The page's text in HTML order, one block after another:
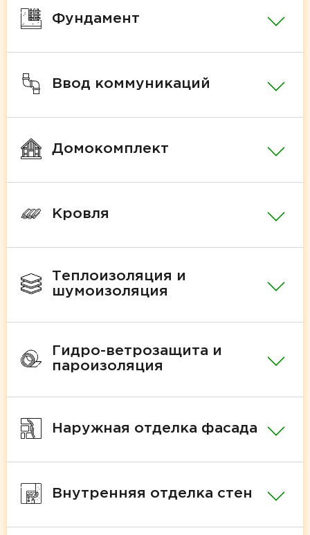
Фундамент
Ввод коммуникаций
Домокомплект
Кровля
Теплоизоляция и
шумоизоляция
Гидро-ветрозащита и
пароизоляция
Наружная отделка фасада
Внутренняя отделка стен